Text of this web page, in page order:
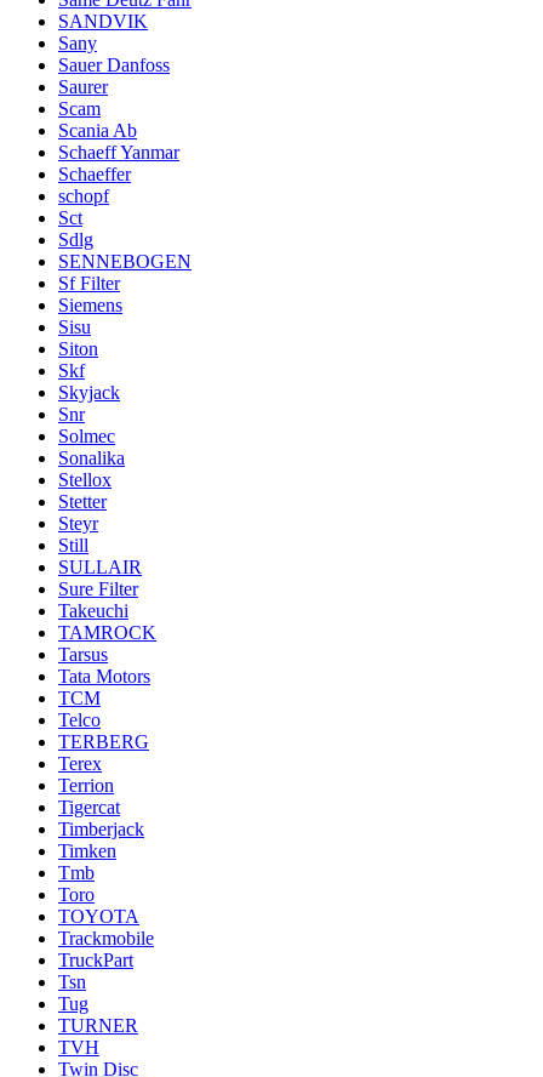
SANDVIK
Sany
Sauer Danfoss
Saurer
Scam
Scania Ab
Schaeff Yanmar
Schaeffer
schopf
Sct
Sdlg
SENNEBOGEN
Sf Filter
Siemens
Sisu
Siton
Skf
Skyjack
Snr
Solmec
Sonalika
Stellox
Stetter
Steyr
Still
SULLAIR
Sure Filter
Takeuchi
TAMROCK
Tarsus
Tata Motors
TCM
Telco
TERBERG
Terex
Terrion
Tigercat
Timberjack
Timken
Tmb
Toro
TOYOTA
Trackmobile
TruckPart
Tsn
Tug
TURNER
TVH
Twin Disc